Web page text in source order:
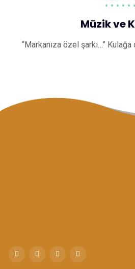
Müzik ve
“Markanıza özel şarkı…”